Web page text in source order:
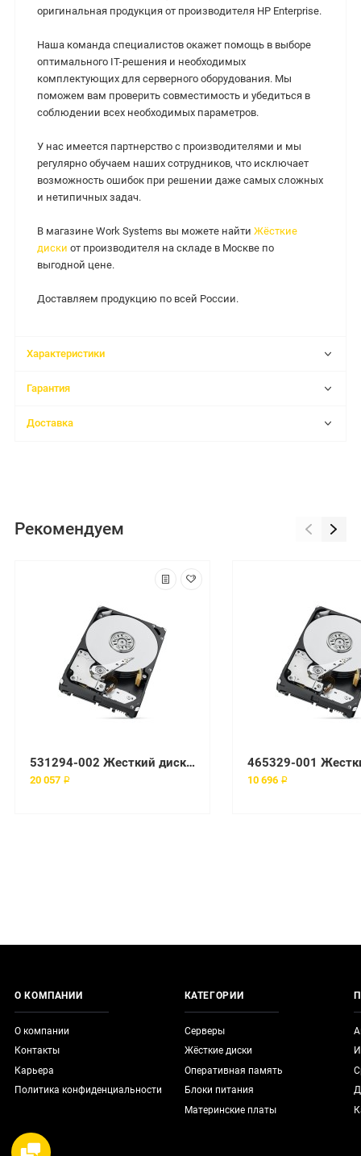
оригинальная продукция от производителя HP Enterprise.
Наша команда специалистов окажет помощь в выборе
оптимального IT-решения и необходимых
комплектующих для серверного оборудования. Мы
поможем вам проверить совместимость и убедиться в
соблюдении всех необходимых параметров.
У нас имеется партнерство с производителями и мы
регулярно обучаем наших сотрудников, что исключает
возможность ошибок при решении даже самых сложных
и нетипичных задач.
В магазине Work Systems вы можете найти Жёсткие
диски от производителя на складе в Москве по
выгодной цене.
Доставляем продукцию по всей России.
Характеристики
Гарантия
Доставка
Рекомендуем
531294-002 Жесткий диск HP Enterprise
20 057 ₽ 10 696 ₽
О КОМПАНИИ
О компании
Контакты
Карьера
Политика конфиденциальности
КАТЕГОРИИ
Серверы
Жёсткие диски
Оперативная память
Блоки питания
Материнские платы